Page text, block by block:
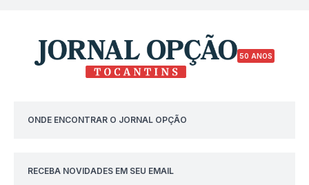
50 ANOS
ONDE ENCONTRAR O JORNAL OPÇÃO
RECEBA NOVIDADES EM SEU EMAIL